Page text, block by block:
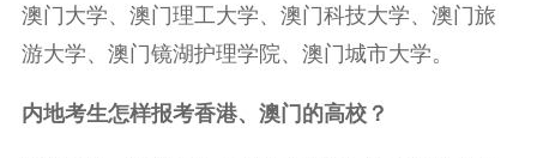
澳门大学、澳门理工大学、澳门科技大学、澳门旅
游大学、澳门镜湖护理学院、澳门城市大学。
内地考生怎样报考香港、澳门的高校？